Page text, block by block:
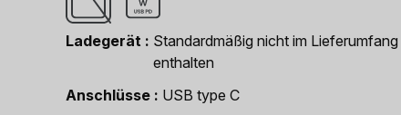
Ladegerät
Standardmäßig nicht im Lieferumfang
enthalten
Anschlüsse
USB type C